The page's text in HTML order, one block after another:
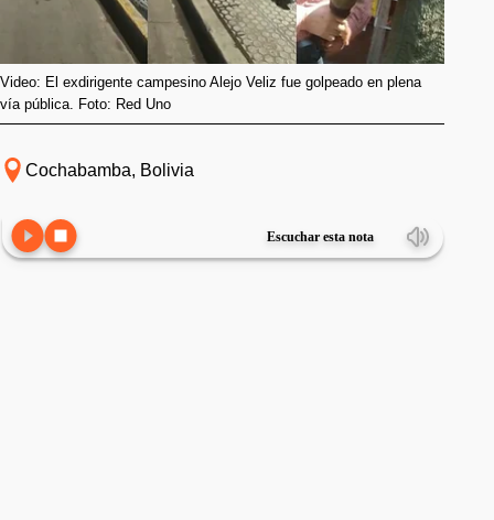
Video: El exdirigente campesino Alejo Veliz fue golpeado en plena
vía pública. Foto: Red Uno
Cochabamba, Bolivia
Escuchar esta nota